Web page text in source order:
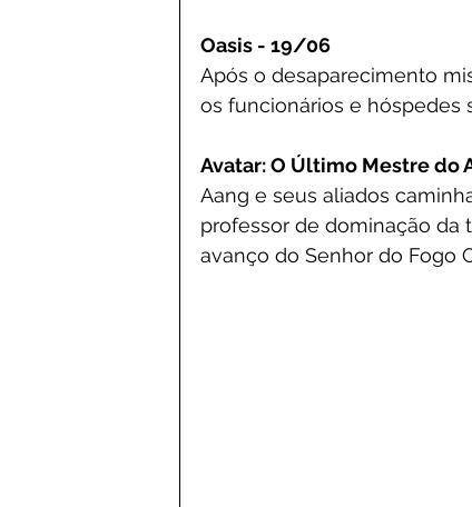
Oasis - 19/06
Após o desaparecimento
os funcionários e hóspedes
Avatar: O Último Mestre do
Aang e seus aliados
professor de dominação da
avanço do Senhor do Fogo